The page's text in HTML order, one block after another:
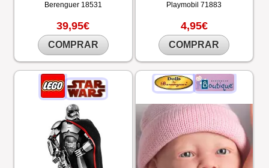
Berenguer 18531
39,95€
COMPRAR
Playmobil71883
4,95€
COMPRAR